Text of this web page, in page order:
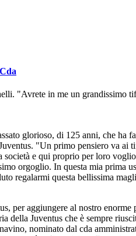
"Avrete in me un grandissimo
glorioso, di 125 anni, che
"Un primo pensiero va
e qui proprio per loro
orgoglio. In questa mia
regalarmi questa bellissima
per aggiungere al nostro
della Juventus che è sempre
nominato dal cda